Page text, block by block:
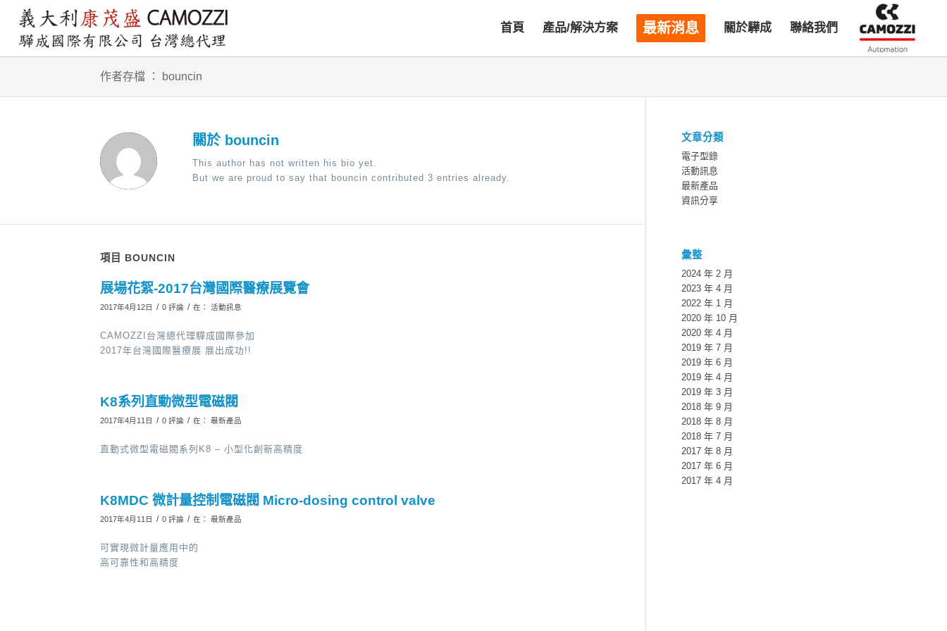
首頁 產品/解決方案 最新消息 關於驊成 聯絡我們
作者存檔 ： bouncin
關於 bouncin
This author has not written his bio yet.
But we are proud to say that bouncin contributed 3 entries already.
項目 BOUNCIN
展場花絮-2017台灣國際醫療展覽會
2017年4月12日 / 0 評論 / 在： 活動訊息
CAMOZZI台灣總代理驊成國際參加
2017年台灣國際醫療展 展出成功!!
K8系列直動微型電磁閥
2017年4月11日 / 0 評論 / 在： 最新產品
直動式微型電磁閥系列K8 – 小型化創新高精度
K8MDC 微計量控制電磁閥 Micro-dosing control valve
2017年4月11日 / 0 評論 / 在： 最新產品
可實現微計量應用中的
高可靠性和高精度
文章分類
電子型錄
活動訊息
最新產品
資訊分享
彙整
2024 年 2 月
2023 年 4 月
2022 年 1 月
2020 年 10 月
2020 年 4 月
2019 年 7 月
2019 年 6 月
2019 年 4 月
2019 年 3 月
2018 年 9 月
2018 年 8 月
2018 年 7 月
2017 年 8 月
2017 年 6 月
2017 年 4 月